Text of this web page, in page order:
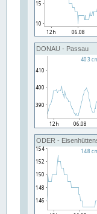
DONAU - Passau
ODER -